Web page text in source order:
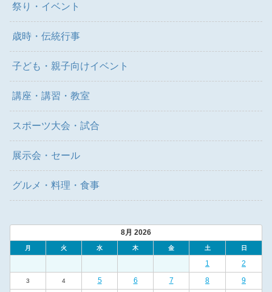
祭り・イベント
歳時・伝統行事
子ども・親子向けイベント
講座・講習・教室
スポーツ大会・試合
展示会・セール
グルメ・料理・食事
8月 2026
月 火 水 木 金 土 日
1 2
3 4 5 6 7 8
9